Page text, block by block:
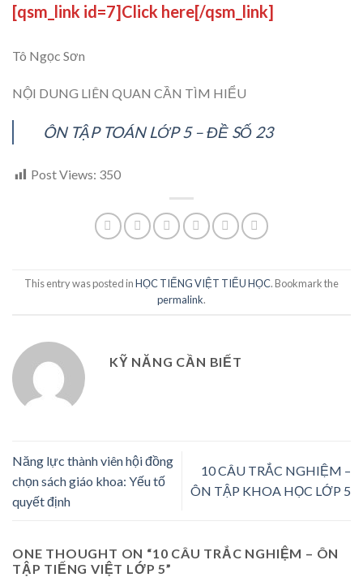
[qsm_link id=7]Click here[/qsm_link]
Tô Ngọc Sơn
NỘI DUNG LIÊN QUAN CẦN TÌM HIỂU
ÔN TẬP TOÁN LỚP 5 – ĐỀ SỐ 23
Post Views: 350
This entry was posted inHỌC TIẾNG VIỆT TIỂU HỌC. Bookmark the
permalink.
KỸ NĂNG CẦN BIẾT
Năng lực thành viên hội đồng
chọn sách giáo khoa: Yếu tố
quyết định
10 CÂU TRẮC NGHIỆM –
ÔN TẬP KHOA HỌC LỚP 5
ONE THOUGHT ON “10 CÂU TRẮC NGHIỆM – ÔN
TẬP TIẾNG VIỆT LỚP 5”